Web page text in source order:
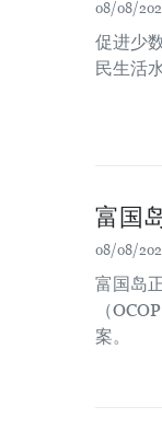
08/08/
促进少
民生活
富国
08/08/
富国岛
（
案。